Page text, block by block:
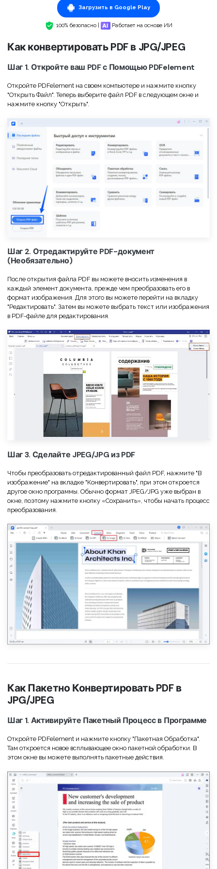
Новый PDFelement 12умнее, быстрее,
проще
PDFelement делает работу с PDF еще удобнее.
Скачать бесплатно
Скрыть фрагменты PDF
PDF OCR
Комплексные решения
IT-служба
Юриспруденция
Здравоохранение
Финансы
Правительство
Фрилансер
Все Функции PDF
Канал на YouTube
Канал Яндекс Дзен
Загрузить в Google Play
100% безопасно | Работает на основе ИИ
Как конвертировать PDF в JPG/JPEG
Шаг 1. Откройте ваш PDF с Помощью PDFelement
Откройте PDFelement на своем компьютере и нажмите кнопку
"Открыть Файл". Теперь выберите файл PDF в следующем окне и
нажмите кнопку "Открыть".
Шаг 2. Отредактируйте PDF-документ
(Необязательно)
После открытия файла PDF вы можете вносить изменения в
каждый элемент документа, прежде чем преобразовать его в
формат изображения. Для этого вы можете перейти на вкладку
"Редактировать". Затем вы можете выбрать текст или изображения
в PDF-файле для редактирования.
Шаг 3. Сделайте JPEG/JPG из PDF
Чтобы преобразовать отредактированный файл PDF, нажмите "В
изображение" на вкладке "Конвертировать", при этом откроется
другое окно программы. Обычно формат JPEG/JPG уже выбран в
окне, поэтому нажмите кнопку «Сохранить», чтобы начать процесс
преобразования.
Как Пакетно Конвертировать PDF в
JPG/JPEG
Шаг 1. Активируйте Пакетный Процесс в Программе
Откройте PDFelement и нажмите кнопку "Пакетная Обработка".
Там откроется новое всплывающее окно пакетной обработки. В
этом окне вы можете выполнять пакетные действия.